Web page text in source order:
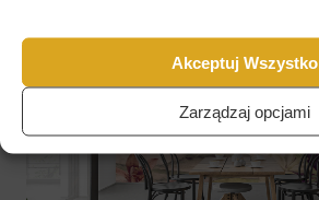
Akceptuj Wszystko
Zarządzaj opcjami